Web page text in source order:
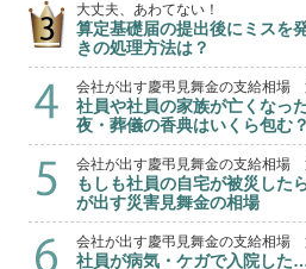
大丈夫、あわてない！
算定基礎届の提出後にミスを
きの処理方法は？
会社が出す慶弔見舞金の支給相場
社員や社員の家族が亡くなっ
夜・葬儀の香典はいくら包む？
会社が出す慶弔見舞金の支給相場
もしも社員の自宅が被災した
が出す災害見舞金の相場
会社が出す慶弔見舞金の支給相場
社員が病気・ケガで入院した